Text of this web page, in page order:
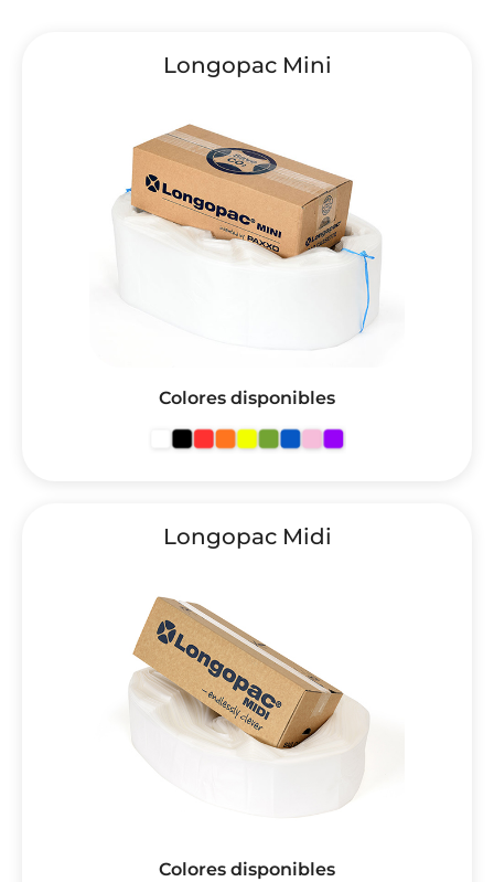
Longopac Mini
Colores disponibles
Longopac Midi
Colores disponibles